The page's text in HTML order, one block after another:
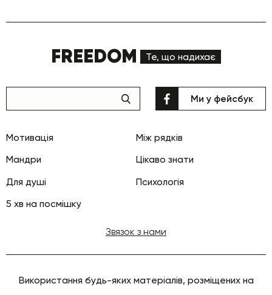
FREEDOM Те, що надихає
Мотивація
Між рядків
Мандри
Цікаво знати
Для душі
Психологія
5 хв на посмішку
Ми у фейсбук
Звязок з нами
Використання будь-яких матеріалів, розміщених на